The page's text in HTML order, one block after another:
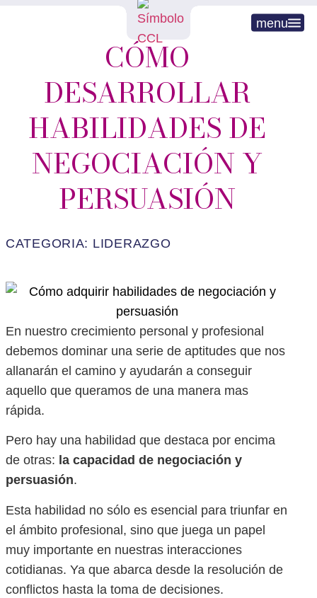
menu
CÓMO
DESARROLLAR
HABILIDADES DE
NEGOCIACIÓN Y
PERSUASIÓN
CATEGORIA: LIDERAZGO
En nuestro crecimiento personal y profesional
debemos dominar una serie de aptitudes que nos
allanarán el camino y ayudarán a conseguir
aquello que queramos de una manera mas
rápida.
Pero hay una habilidad que destaca por encima
de otras: la capacidad de negociación y
persuasión.
Esta habilidad no sólo es esencial para triunfar en
el ámbito profesional, sino que juega un papel
muy importante en nuestras interacciones
cotidianas. Ya que abarca desde la resolución de
conflictos hasta la toma de decisiones.